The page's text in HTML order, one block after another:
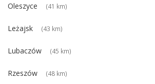
Oleszyce (41 km)
Leżajsk (43 km)
Lubaczów (45 km)
Rzeszów (48 km)